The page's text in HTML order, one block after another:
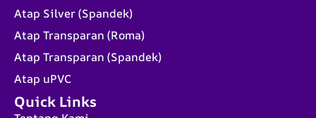
Quick Links
Atap Silver (Spandek)
Atap Transparan (Roma)
Atap Transparan (Spandek)
Atap uPVC